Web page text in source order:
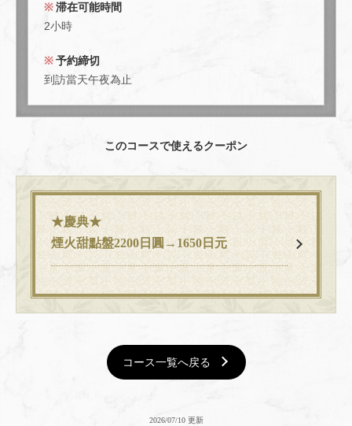
滞在可能時間
2小時
予約締切
到訪當天午夜為止
このコースで使えるクーポン
★慶典★
煙火甜點盤2200日圓→1650日元
コース一覧へ戻る
2026/07/10 更新